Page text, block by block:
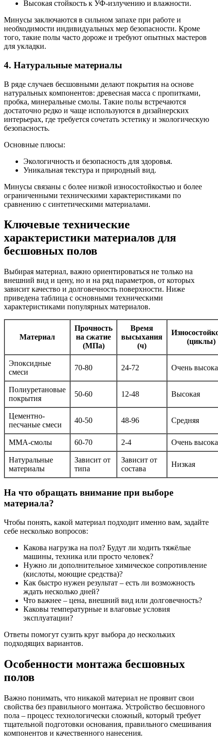
Высокая стойкость к УФ-излучению и влажности.
Минусы заключаются в сильном запахе при работе и
необходимости индивидуальных мер безопасности. Кроме
того, такие полы часто дороже и требуют опытных мастеров
для укладки.
4. Натуральные материалы
В ряде случаев бесшовными делают покрытия на основе
натуральных компонентов: древесная масса с пропитками,
пробка, минеральные смолы. Такие полы встречаются
достаточно редко и чаще используются в дизайнерских
интерьерах, где требуется сочетать эстетику и экологическую
безопасность.
Основные плюсы:
Экологичность и безопасность для здоровья.
Уникальная текстура и природный вид.
Минусы связаны с более низкой износостойкостью и более
ограниченными техническими характеристиками по
сравнению с синтетическими материалами.
Ключевые технические
характеристики материалов для
бесшовных полов
Выбирая материал, важно ориентироваться не только на
внешний вид и цену, но и на ряд параметров, от которых
зависит качество и долговечность поверхности. Ниже
приведена таблица с основными техническими
характеристиками популярных материалов.
Материал
Прочность
на сжатие
(МПа)
Время
высыхания
(ч)
(циклы)
Эпоксидные
смеси
70-80 24-72 Очень
Полиуретановые
покрытия
50-60 12-48 Высокая
Цементно-
песчаные смеси
40-50 48-96 Средняя
ММА-смолы 60-70 2-4 Очень
Натуральные
материалы
Зависит от
типа
Зависит от
состава
Низкая
На что обращать внимание при выборе
материала?
Чтобы понять, какой материал подходит именно вам, задайте
себе несколько вопросов:
Какова нагрузка на пол? Будут ли ходить тяжёлые
машины, техника или просто человек?
Нужно ли дополнительное химическое сопротивление
(кислоты, моющие средства)?
Как быстро нужен результат – есть ли возможность
ждать несколько дней?
Что важнее – цена, внешний вид или долговечность?
Каковы температурные и влаговые условия
эксплуатации?
Ответы помогут сузить круг выбора до нескольких
подходящих вариантов.
Особенности монтажа бесшовных
полов
Важно понимать, что никакой материал не проявит свои
свойства без правильного монтажа. Устройство бесшовного
пола – процесс технологически сложный, который требует
тщательной подготовки основания, правильного смешивания
компонентов и качественного нанесения.